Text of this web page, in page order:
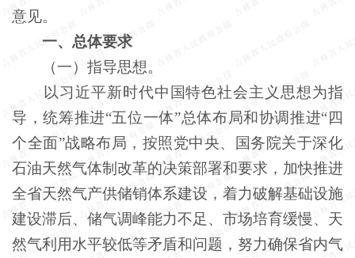
意见。
一、总体要求
（一）指导思想。
以习近平新时代中国特色社会主义思想为指
导，统筹推进“五位一体”总体布局和协调推进“四
个全面”战略布局，按照党中央、国务院关于深化
石油天然气体制改革的决策部署和要求，加快推进
全省天然气产供储销体系建设，着力破解基础设施
建设滞后、储气调峰能力不足、市场培育缓慢、天
然气利用水平较低等矛盾和问题，努力确保省内气